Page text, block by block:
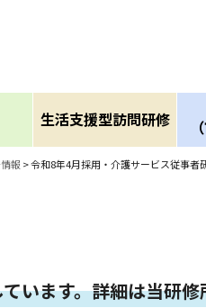
生活支援型訪問研修
報 >令和8年4月採用・介護サービス従事者
います。詳細は当研